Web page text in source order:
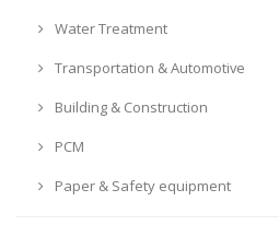
Water Treatment
Transportation & Automotive
Building & Construction
PCM
Paper & Safety equipment